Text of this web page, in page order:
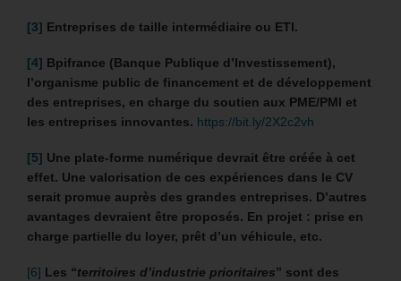
[3] Entreprises de taille intermédiaire ou ETI.
[4] Bpifrance (Banque Publique d’Investissement),
l’organisme public de financement et de développement
des entreprises, en charge du soutien aux PME/PMI et
les entreprises innovantes. https://bit.ly/2X2c2vh
[5] Une plate-forme numérique devrait être créée à cet
effet. Une valorisation de ces expériences dans le CV
serait promue auprès des grandes entreprises. D’autres
avantages devraient être proposés. En projet : prise en
charge partielle du loyer, prêt d’un véhicule, etc.
[6] Les “territoires d’industrie prioritaires” sont des